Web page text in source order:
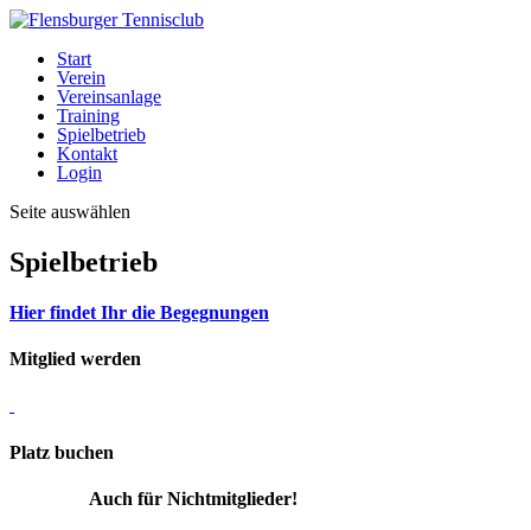
Start
Verein
Vereinsanlage
Training
Spielbetrieb
Kontakt
Login
Seite auswählen
Spielbetrieb
Hier findet Ihr die Begegnungen
Mitglied werden
Platz buchen
Auch für Nichtmitglieder!